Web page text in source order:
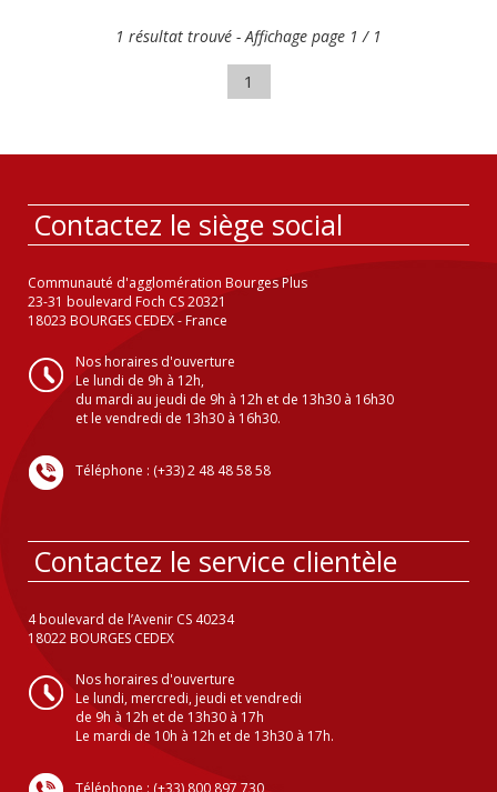
1 résultat trouvé - Affichage page 1 / 1
1
Contactez le siège social
Communauté d'agglomération Bourges Plus
23-31 boulevard Foch CS 20321
18023 BOURGES CEDEX - France
Nos horaires d'ouverture
Le lundi de 9h à 12h,
du mardi au jeudi de 9h à 12h et de 13h30 à 16h30
et le vendredi de 13h30 à 16h30.
Téléphone : (+33) 2 48 48 58 58
Contactez le service clientèle
4 boulevard de l’Avenir CS 40234
18022 BOURGES CEDEX
Nos horaires d'ouverture
Le lundi, mercredi, jeudi et vendredi
de 9h à 12h et de 13h30 à 17h
Le mardi de 10h à 12h et de 13h30 à 17h.
Téléphone : (+33) 800 897 730